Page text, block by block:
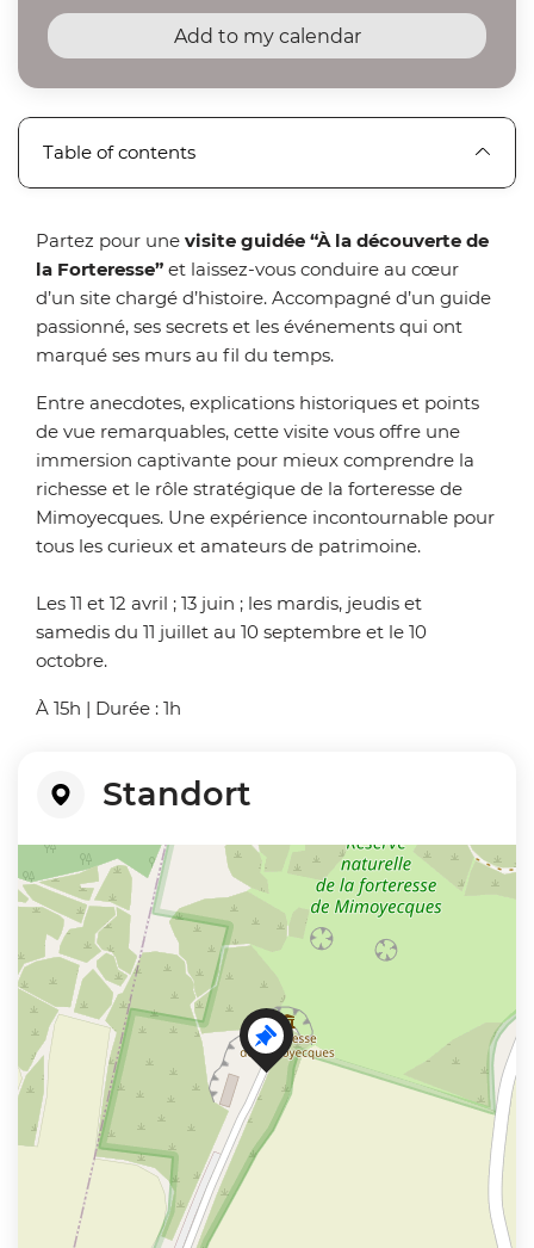
Add to my calendar
Table of contents
Partez pour une visite guidée “À la découverte de
la Forteresse” et laissez-vous conduire au cœur
d’un site chargé d’histoire. Accompagné d’un guide
passionné, ses secrets et les événements qui ont
marqué ses murs au fil du temps.
Entre anecdotes, explications historiques et points
de vue remarquables, cette visite vous offre une
immersion captivante pour mieux comprendre la
richesse et le rôle stratégique de la forteresse de
Mimoyecques. Une expérience incontournable pour
tous les curieux et amateurs de patrimoine.
Les 11 et 12 avril ; 13 juin ; les mardis, jeudis et
samedis du 11 juillet au 10 septembre et le 10
octobre.
À 15h | Durée : 1h
Standort
+
−